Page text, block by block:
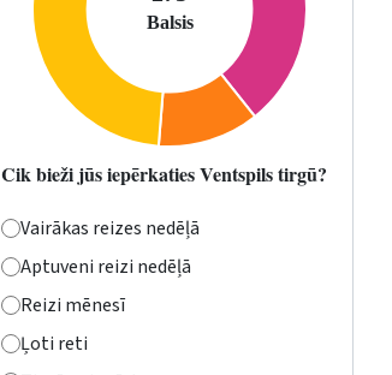
Cik bieži jūs iepērkaties Ventspils tirgū?
Vairākas reizes nedēļā
Aptuveni reizi nedēļā
Reizi mēnesī
Ļoti reti